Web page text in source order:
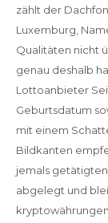
zählt der
Luxemburg,
Qualitäten nicht
genau deshalb
Lottoanbieter
Geburtsdatum
mit einem
Bildkanten
jemals
abgelegt und